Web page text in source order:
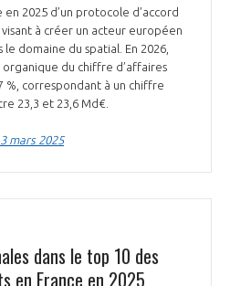
?
AÉRONAUTIQUE ET SPATIALE
ET SPATIALE
SUR LES RELATIONS ENTRE
ET FOURNISSEURS
DE LA FILIÈRE
2025 d’un protocole d’accord
à créer un acteur européen
domaine du spatial. En 2026,
organique du chiffre d’affaires
%, correspondant à un chiffre
23,3 et 23,6 Md€.
mars 2025
dans le top 10 des
en France en 2025
données sectorielles,
...
D’ADHÉSION